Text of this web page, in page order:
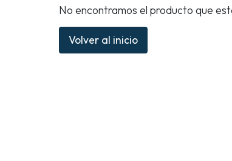
No encontramos el producto que
Volver al inicio